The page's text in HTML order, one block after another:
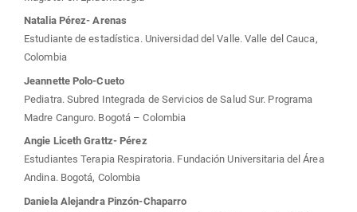
Natalia Pérez- Arenas
Estudiante de estadística. Universidad del Valle. Valle del Cauca,
Colombia
Jeannette Polo-Cueto
Pediatra. Subred Integrada de Servicios de Salud Sur. Programa
Madre Canguro. Bogotá – Colombia
Angie Liceth Grattz- Pérez
Estudiantes Terapia Respiratoria. Fundación Universitaria del Área
Andina. Bogotá, Colombia
Daniela Alejandra Pinzón-Chaparro